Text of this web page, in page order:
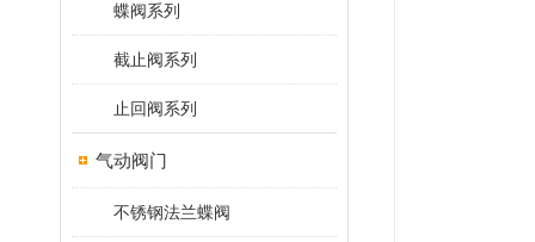
蝶阀系列
截止阀系列
止回阀系列
气动阀门
不锈钢法兰蝶阀